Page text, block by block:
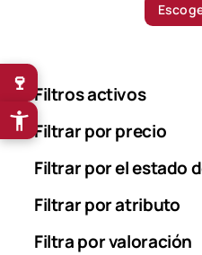
Filtros activos
Filtrar por precio
Filtrar por el estado
Filtrar por atributo
Filtra por valoración
🍷